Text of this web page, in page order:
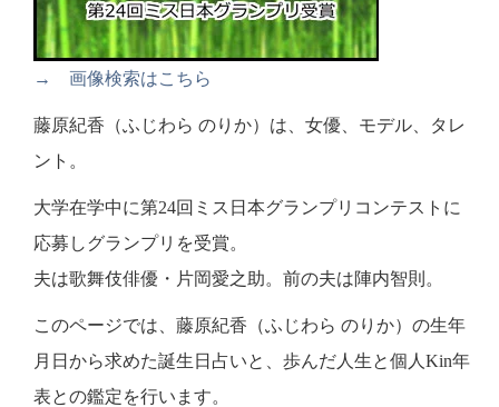
→ 画像検索はこちら
藤原紀香（ふじわら のりか）は、女優、モデル、タレ
ント。
大学在学中に第24回ミス日本グランプリコンテストに
応募しグランプリを受賞。
夫は歌舞伎俳優・片岡愛之助。前の夫は陣内智則。
このページでは、藤原紀香（ふじわら のりか）の生年
月日から求めた誕生日占いと、歩んだ人生と個人Kin年
表との鑑定を行います。